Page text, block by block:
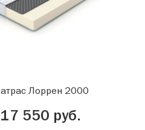
Лоррен 2000
17 550 руб.